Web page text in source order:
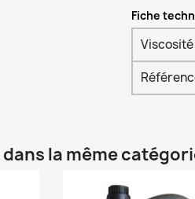
Fiche
Viscosité
la même